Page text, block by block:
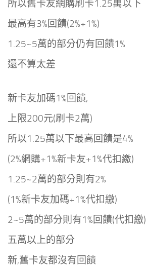
所以舊卡友網購刷卡1.25萬以下
最高有3%回饋(2%+1%)
1.25~5萬的部分仍有回饋1%
還不算太差
新卡友加碼1%回饋,
上限200元(刷卡2萬)
所以1.25萬以下最高回饋是4%
(2%網購+1%新卡友+1%代扣繳)
1.25~2萬的部分則有2%
(1%新卡友加碼+1%代扣繳)
2~5萬的部分則有1%回饋(代扣繳)
五萬以上的部分
新,舊卡友都沒有回饋